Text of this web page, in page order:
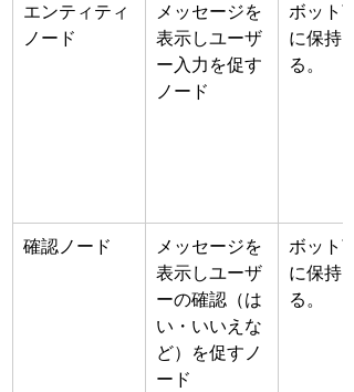
エンティティ
ノード
メッセージを
表示しユーザ
ー入力を促す
ノード
ボット
に保持
る。
確認ノード
メッセージを
表示しユーザ
ーの確認（は
い・いいえな
ど）を促すノ
ード
ボット
に保持
る。